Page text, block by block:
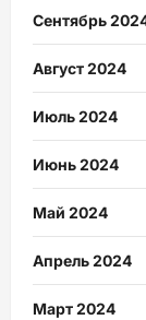
Сентябрь
Август 2024
Июль 2024
Июнь 2024
Май 2024
Апрель 2024
Март 2024